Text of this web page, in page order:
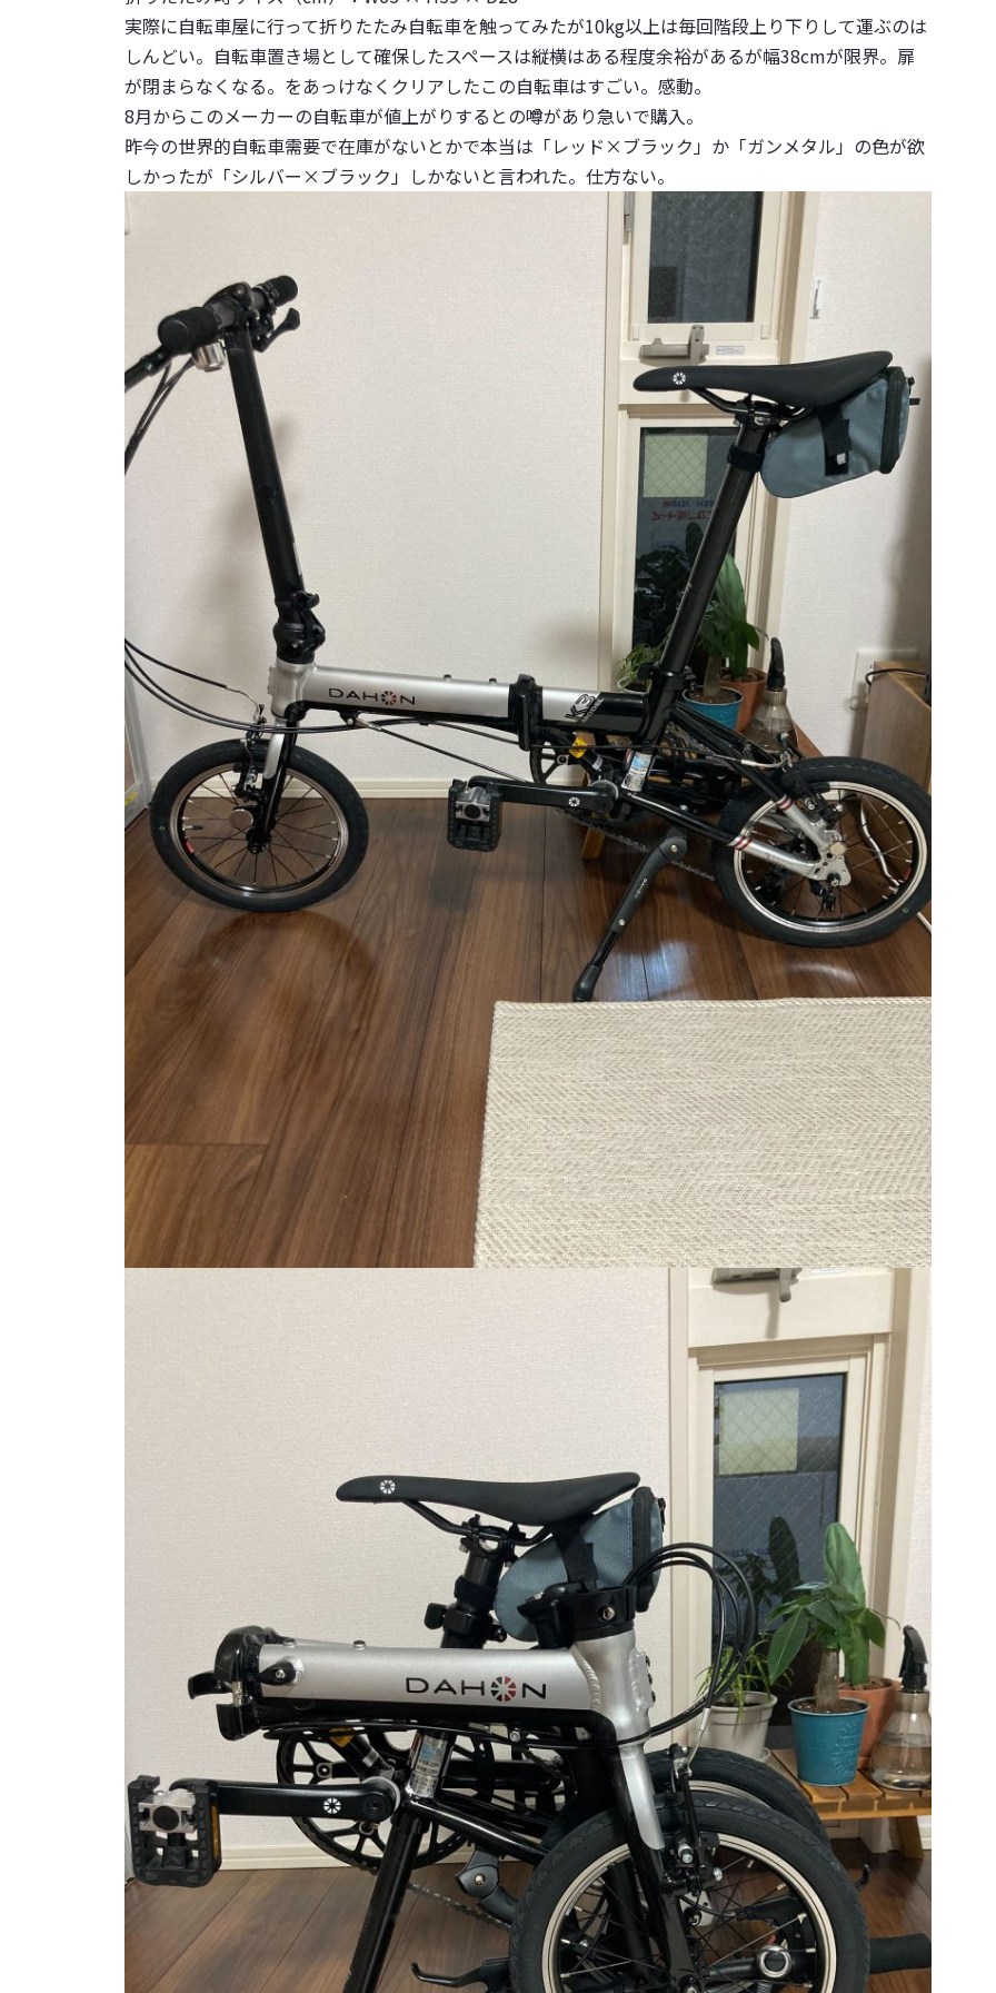
実際に自転車屋に行って折りたたみ自転車を触ってみたが10kg以上は毎回階段上り下りして運ぶのは
しんどい。自転車置き場として確保したスペースは縦横はある程度余裕があるが幅38cmが限界。扉
が閉まらなくなる。をあっけなくクリアしたこの自転車はすごい。感動。
8月からこのメーカーの自転車が値上がりするとの噂があり急いで購入。
昨今の世界的自転車需要で在庫がないとかで本当は「レッド×ブラック 」か「ガンメタル 」の色が欲
しかったが「シルバー×ブラック 」しかないと言われた。仕方ない。